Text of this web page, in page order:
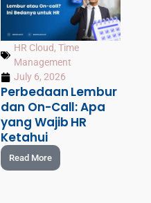
HR Cloud,Time
Management
July 6, 2026
Perbedaan Lembur
dan On-Call: Apa
yang Wajib HR
Ketahui
Read More